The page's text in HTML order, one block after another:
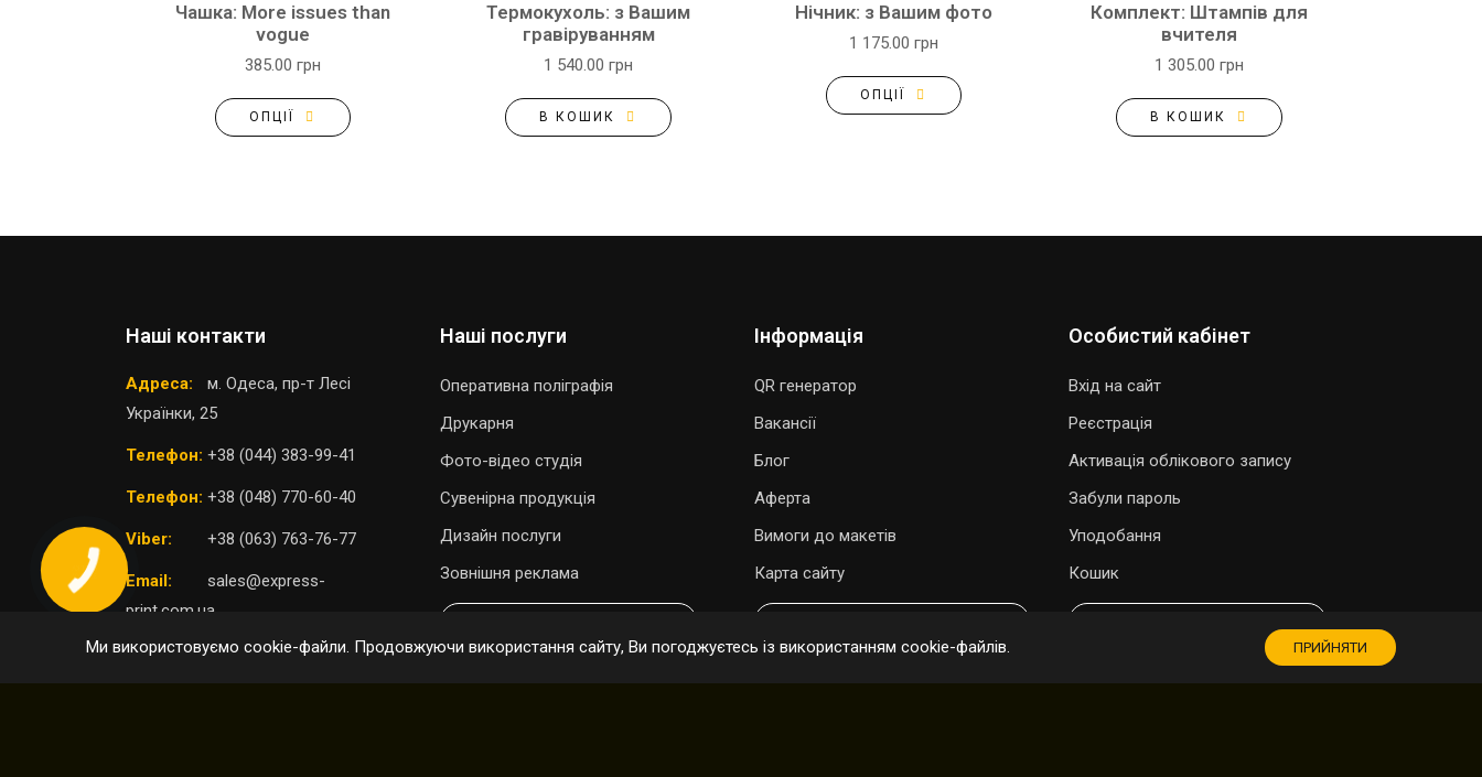
Чашка: More issues than
vogue
385.00 грн
ОПЦІЇ
Термокухоль: з Вашим
гравіруванням
1 540.00 грн
В КОШИК
Нічник: з Вашим фото
1 175.00 грн
ОПЦІЇ
Комплект: Штампів для
вчителя
1 305.00 грн
В КОШИК
Наші контакти
Адреса:
м. Одеса, пр-т Лесі
Українки, 25
Телефон: +38 (044) 383-99-41
Телефон: +38 (048) 770-60-40
Viber: +38 (063) 763-76-77
Email:
sales@express-
print.com.ua
Наші послуги
Оперативна поліграфія
Друкарня
Фото-відео студія
Сувенірна продукція
Дизайн послуги
Зовнішня реклама
Інформація
QR генератор
Вакансії
Блог
Аферта
Вимоги до макетів
Карта сайту
Особистий кабінет
Вхід на сайт
Реєстрація
Активація облікового запису
Забули пароль
Уподобання
Кошик
Ми використовуємо cookie-файли. Продовжуючи використання сайту, Ви погоджуєтесь із використанням cookie-файлів. ПРИЙНЯТИ